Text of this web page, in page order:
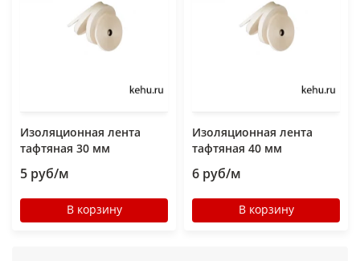
Изоляционная лента
тафтяная 30 мм
5 руб/м
В корзину
Изоляционная лента
тафтяная 40 мм
6 руб/м
В корзину